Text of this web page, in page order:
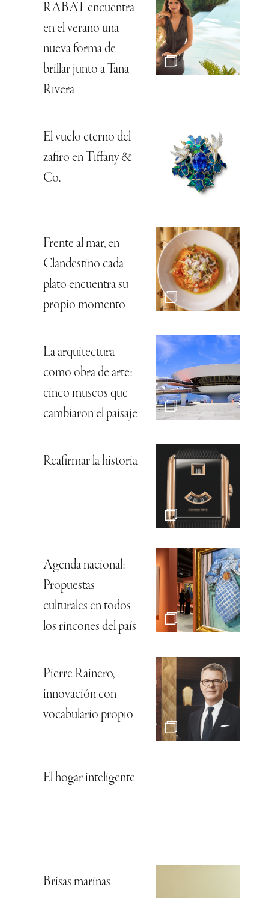
RABAT encuentra
en el verano una
nueva forma de
brillar junto a Tana
Rivera
El vuelo eterno del
zafiro en Tiffany &
Co.
Frente al mar, en
Clandestino cada
plato encuentra su
propio momento
La arquitectura
como obra de arte:
cinco museos que
cambiaron el paisaje
Reafirmar la historia
Agenda nacional:
Propuestas
culturales en todos
los rincones del país
Pierre Rainero,
innovación con
vocabulario propio
El hogar inteligente
Brisas marinas